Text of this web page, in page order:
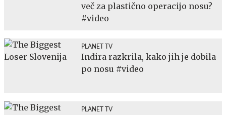
več za plastično operacijo nosu?
#video
PLANET TV
Indira razkrila, kako jih je dobila
po nosu #video
PLANET TV